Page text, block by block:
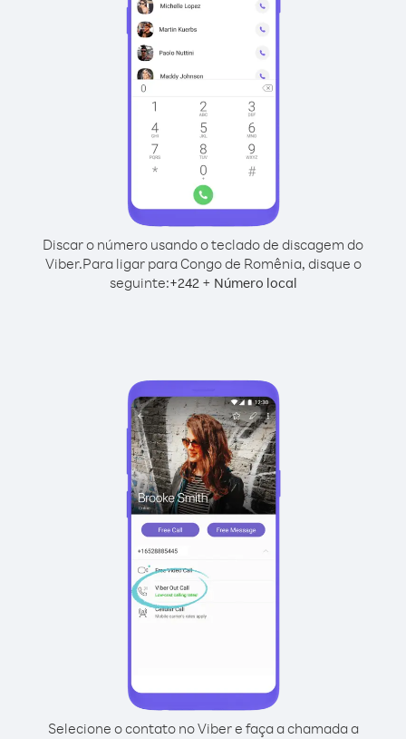
Discar o número usando o teclado de discagem do
Viber.Para ligar para Congo de Romênia, disque o
seguinte:+242+ Número local
Selecione o contato no Viber e faça a chamada a